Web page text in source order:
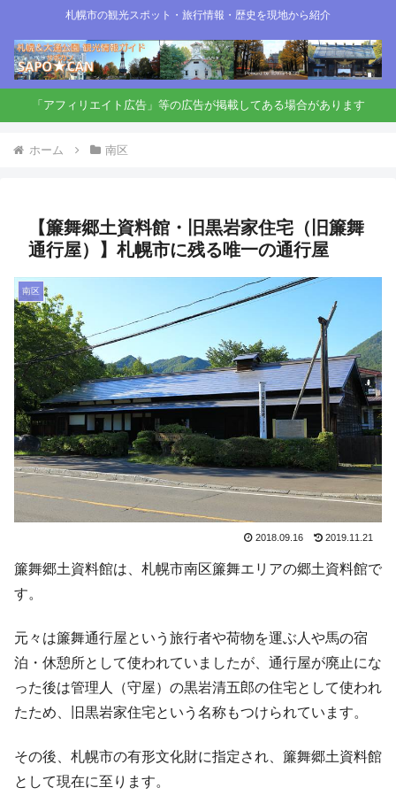
札幌市の観光スポット・旅行情報・歴史を現地から紹介
「アフィリエイト広告」等の広告が掲載してある場合があります
ホーム 南区
【簾舞郷土資料館・旧黒岩家住宅（旧簾舞
通行屋）】札幌市に残る唯一の通行屋
南区
2018.09.16 2019.11.21
簾舞郷土資料館は、札幌市南区簾舞エリアの郷土資料館で
す。
元々は簾舞通行屋という旅行者や荷物を運ぶ人や馬の宿
泊・休憩所として使われていましたが、通行屋が廃止にな
った後は管理人（守屋）の黒岩清五郎の住宅として使われ
たため、旧黒岩家住宅という名称もつけられています。
その後、札幌市の有形文化財に指定され、簾舞郷土資料館
として現在に至ります。